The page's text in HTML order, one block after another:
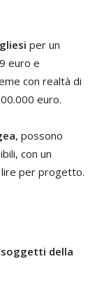
per un
euro e
con realtà di
euro.
, possono
con un
lire per progetto.
soggetti della